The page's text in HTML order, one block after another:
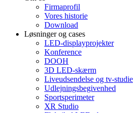
Firmaprofil
Vores historie
Download
Løsninger og cases
LED-displayprojekter
Konference
DOOH
3D LED-skærm
Liveudsendelse og tv-studie
Udlejningsbegivenhed
Sportsperimeter
XR Studio